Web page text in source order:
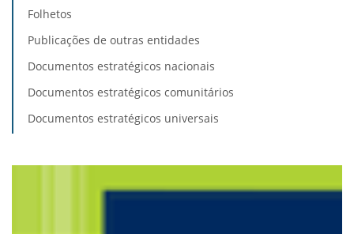
Folhetos
Publicações de outras entidades
Documentos estratégicos nacionais
Documentos estratégicos comunitários
Documentos estratégicos universais